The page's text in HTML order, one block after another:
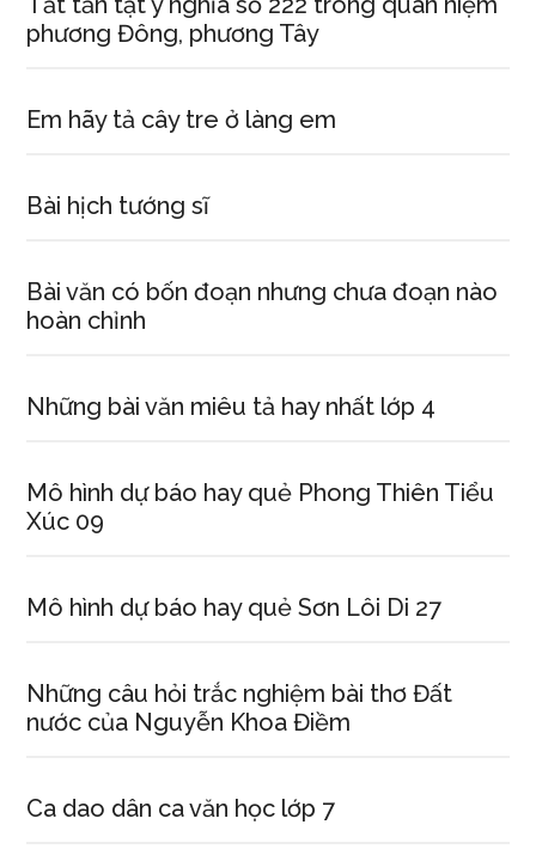
phương Đông, phương Tây
Em hãy tả cây tre ở làng em
Bài hịch tướng sĩ
Bài văn có bốn đoạn nhưng chưa đoạn nào
hoàn chỉnh
Những bài văn miêu tả hay nhất lớp 4
Mô hình dự báo hay quẻ Phong Thiên Tiểu
Xúc 09
Mô hình dự báo hay quẻ Sơn Lôi Di 27
Những câu hỏi trắc nghiệm bài thơ Đất
nước của Nguyễn Khoa Điềm
Ca dao dân ca văn học lớp 7